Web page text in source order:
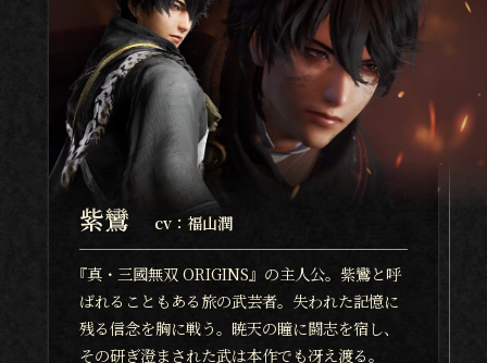
紫鸞 cv：福山潤
『真・三國無双 ORIGINS』の主人公。紫鸞と呼
ばれることもある旅の武芸者。失われた記憶に
残る信念を胸に戦う。暁天の瞳に闘志を宿し、
その研ぎ澄まされた武は本作でも冴え渡る。